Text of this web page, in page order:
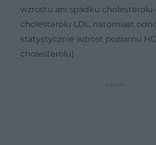
wzrostu ani spadku cholesterolu
cholesterolu LDL, natomiast
statystycznie wzrost poziomu
cholesterolu)